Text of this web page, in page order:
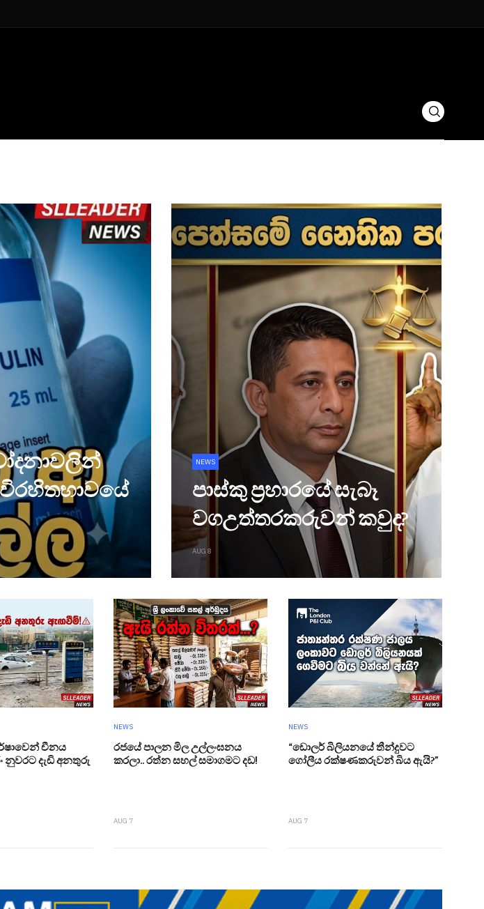
NEWS
පාස්කු ප්‍රහාරයේ සැබෑ
වගඋත්තරකරුවන් කවුද?
AUG 8
චීනය
නුවරට දැඩි අනතුරු
NEWS
රජයේ පාලන මිල උල්ලංඝනය
කරලා.. රත්න සහල් සමාගමට දඩ!
AUG 7
NEWS
“ඩොලර් බිලියනයේ තීන්දුවට
ගෝලීය රක්ෂණකරුවන් බිය ඇයි?”
AUG 7